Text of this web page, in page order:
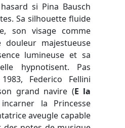
si Pina Bausch
Sa silhouette fluide
son visage comme
majestueuse
lumineuse et sa
hypnotisent. Pas
Federico Fellini
grand navire (E la
la Princesse
aveugle capable